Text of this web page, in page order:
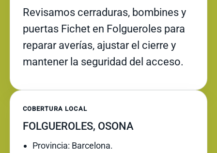
Revisamos cerraduras, bombines y
puertas Fichet en Folgueroles para
reparar averías, ajustar el cierre y
mantener la seguridad del acceso.
COBERTURA LOCAL
FOLGUEROLES, OSONA
Provincia: Barcelona.